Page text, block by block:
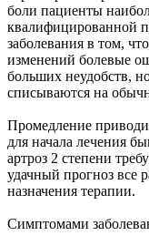
боли пациенты
квалифицированной
заболевания в том,
изменений болевые
больших неудобств,
списываются на
Промедление
для начала лечения
артроз 2 степени
удачный прогноз все
назначения терапии.
Симптомами